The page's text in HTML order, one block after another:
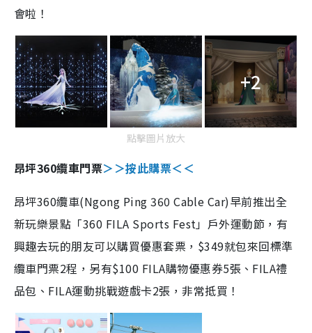
會啦！
+2
點擊圖片放大
昂坪360纜車門票＞＞按此購票＜＜
昂坪360纜車(Ngong Ping 360 Cable Car)早前推出全
新玩樂景點「360 FILA Sports Fest」戶外運動節，有
興趣去玩的朋友可以購買優惠套票，$349就包來回標準
纜車門票2程，另有$100 FILA購物優惠券5張、FILA禮
品包、FILA運動挑戰遊戲卡2張，非常抵買！